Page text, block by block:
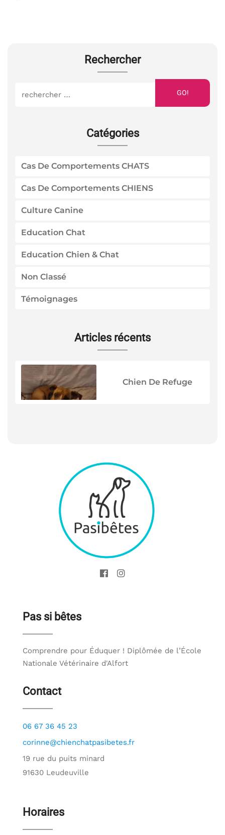
Rechercher
GO!
Catégories
Cas De Comportements CHATS
Cas De Comportements CHIENS
Culture Canine
Education Chat
Education Chien & Chat
Non Classé
Témoignages
Articles récents
Chien De Refuge
Pas si bêtes
Comprendre pour Éduquer ! Diplômée de l’École
Nationale Vétérinaire d'Alfort
Contact
06 67 36 45 23
corinne@chienchatpasibetes.fr
19 rue du puits minard
91630 Leudeuville
Horaires